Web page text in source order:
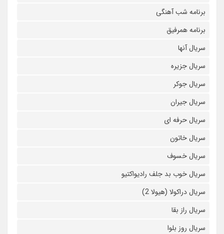
برنامه شب آهنگی
برنامه همرفیق
سریال آنها
سریال جزیره
سریال جوکر
سریال جیران
سریال حرفه ای
سریال خاتون
سریال خسوف
سریال خوب بد جلف رادیواکتیو
سریال دراکولا (هیولا 2)
سریال راز بقا
سریال روز بلوا